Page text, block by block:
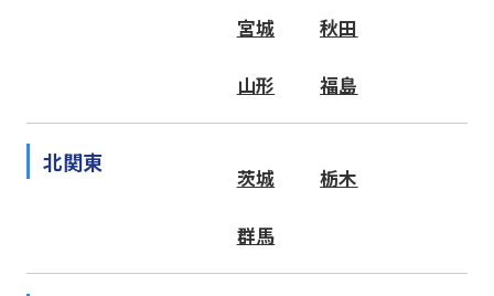
宮城 秋田
山形 福島
北関東
茨城 栃木
群馬